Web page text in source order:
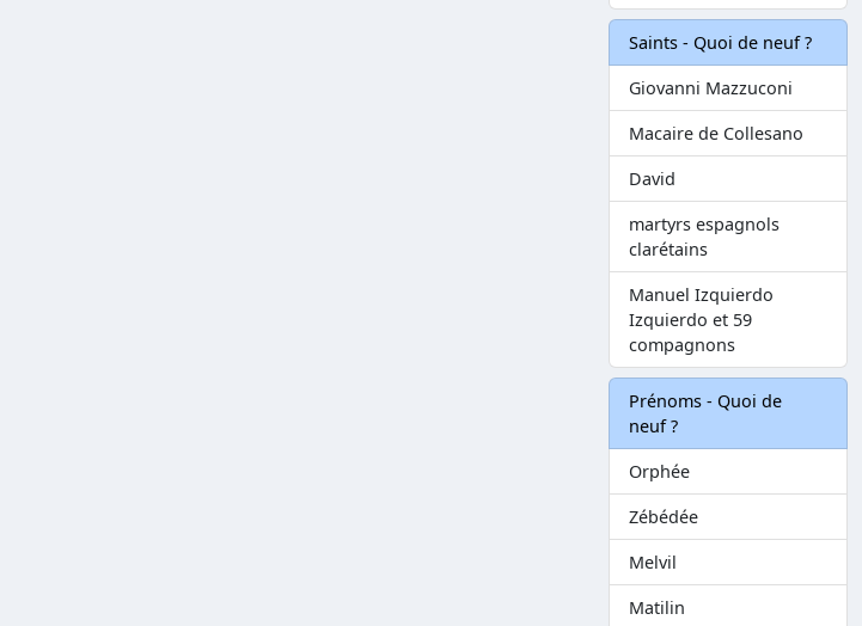
Saints - Quoi de neuf ?
Giovanni Mazzuconi
Macaire de Collesano
David
martyrs espagnols
clarétains
Manuel Izquierdo
Izquierdo et 59
compagnons
Prénoms - Quoi de
neuf ?
Orphée
Zébédée
Melvil
Matilin